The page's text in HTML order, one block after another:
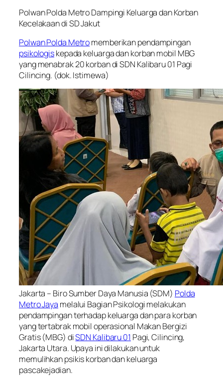
Polwan Polda Metro Dampingi Keluarga dan Korban
Kecelakaan di SD Jakut
Polwan Polda Metromemberikan pendampingan
psikologiskepada keluarga dan korban mobil MBG
yang menabrak 20 korban di SDN Kalibaru 01 Pagi
Cilincing. (dok. Istimewa)
Jakarta – Biro Sumber Daya Manusia (SDM) Polda
Metro Jaya melalui Bagian Psikologi melakukan
pendampingan terhadap keluarga dan para korban
yang tertabrak mobil operasional Makan Bergizi
Gratis (MBG) diSDN Kalibaru 01 Pagi, Cilincing,
Jakarta Utara. Upaya ini dilakukan untuk
memulihkan psikis korban dan keluarga
pascakejadian.